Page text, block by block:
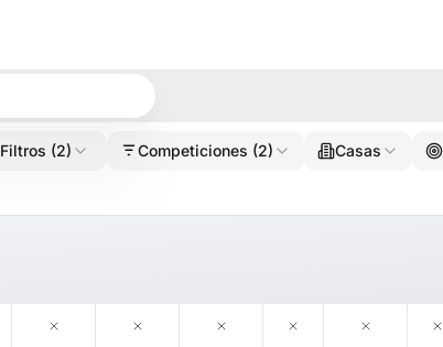
Filtros (2) Competiciones (2) Casas